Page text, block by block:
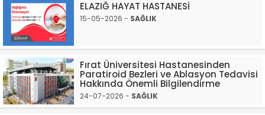
ELAZIĞ HAYAT HASTANESİ
15-05-2026 - SAĞLIK
Fırat Üniversitesi Hastanesinden
Paratiroid Bezleri ve Ablasyon Tedavisi
Hakkında Önemli Bilgilendirme
24-07-2026 - SAĞLIK